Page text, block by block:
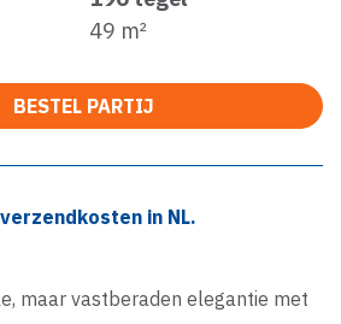
49 m²
BESTEL PARTIJ
verzendkosten in NL.
maar vastberaden elegantie met